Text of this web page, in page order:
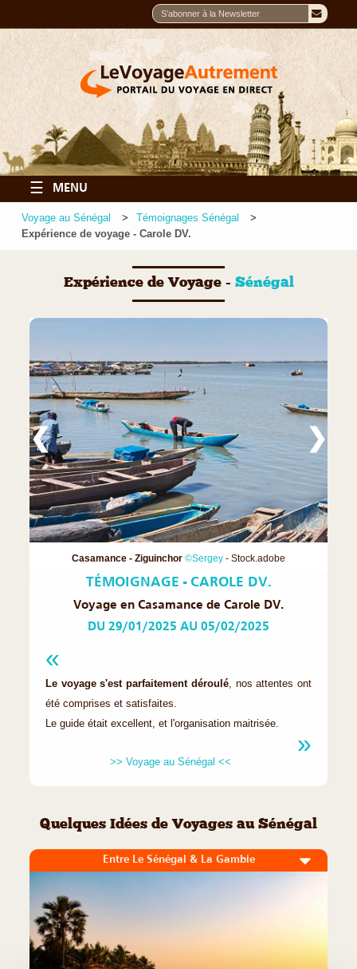
☰ MENU
Voyage au Sénégal
Témoignages Sénégal
Expérience de voyage - Carole DV.
Expérience de Voyage - Sénégal
Casamance - Ziguinchor ©Sergey - Stock.adobe
❮ ❯
TÉMOIGNAGE - CAROLE DV.
Voyage en Casamance de Carole DV.
DU 29/01/2025 AU 05/02/2025
Le voyage s'est parfaitement déroulé, nos attentes ont
été comprises et satisfaites.
Le guide était excellent, et l'organisation maitrisée.
>> Voyage au Sénégal <<
Quelques Idées de Voyages au Sénégal
Entre Le Sénégal & La Gambie